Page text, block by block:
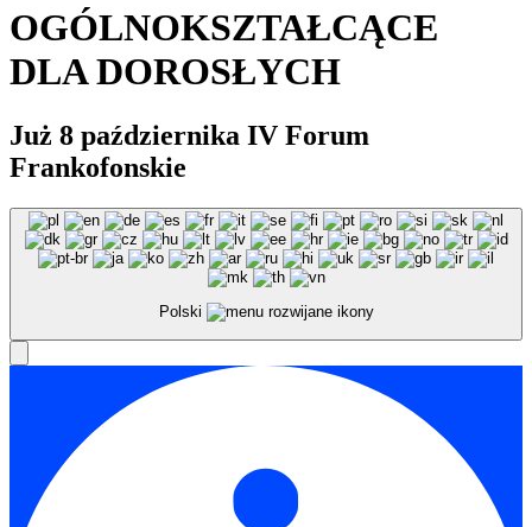
OGÓLNOKSZTAŁCĄCE
DLA DOROSŁYCH
Już 8 października IV Forum
Frankofonskie
Polski